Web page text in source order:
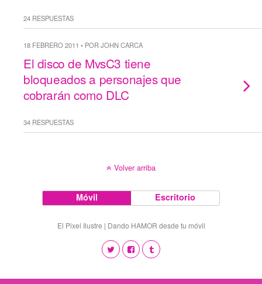
24 RESPUESTAS
18 FEBRERO 2011 • POR JOHN CARCA
El disco de MvsC3 tiene
bloqueados a personajes que
cobrarán como DLC
34 RESPUESTAS
Volver arriba
Móvil Escritorio
El Pixel Ilustre | Dando HAMOR desde tu móvil